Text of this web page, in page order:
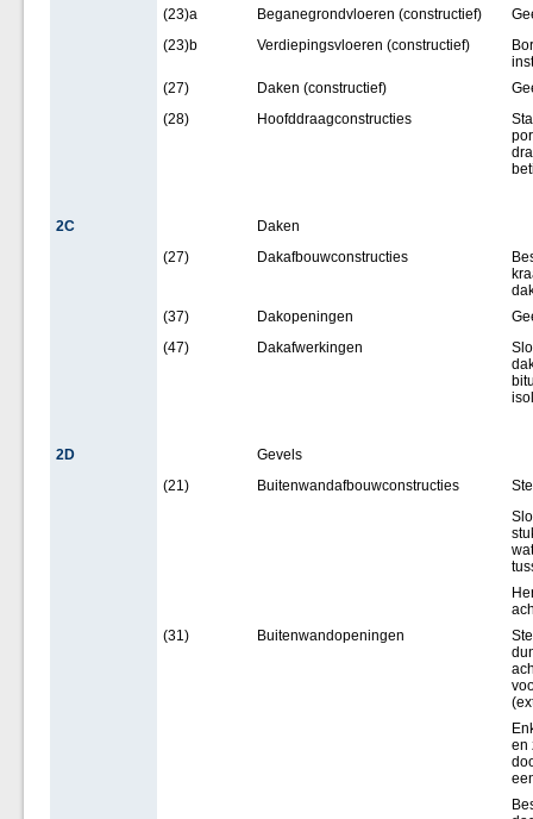
(23)a
Beganegrondvloeren (constructief)
(23)b
Verdiepingsvloeren (constructief)
(27)
Daken (constructief)
(28)
Hoofddraagconstructies
2C
Daken
(27)
Dakafbouwconstructies
(37)
Dakopeningen
(47)
Dakafwerkingen
2D
Gevels
(21)
Buitenwandafbouwconstructies
(31)
Buitenwandopeningen
en